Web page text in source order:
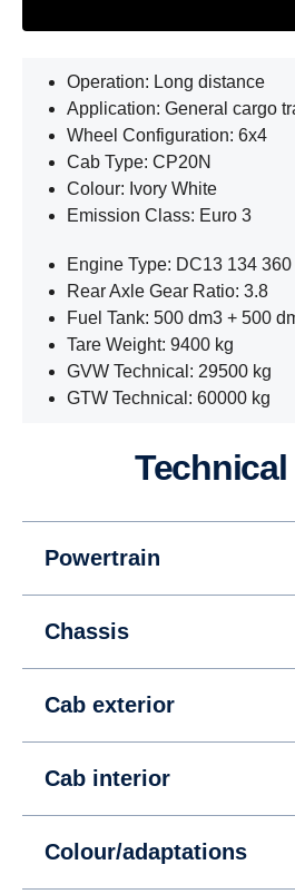
Operation: Long distance
Application: General cargo
Wheel Configuration: 6x4
Cab Type: CP20N
Colour: Ivory White
Emission Class: Euro 3
Engine Type: DC13 134 360
Rear Axle Gear Ratio: 3.8
Fuel Tank: 500 dm3 + 500
Tare Weight: 9400 kg
GVW Technical: 29500 kg
GTW Technical: 60000 kg
Powertrain
Chassis
Cab exterior
Cab interior
Colour/adaptations